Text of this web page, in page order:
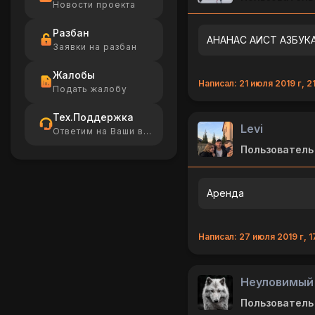
Новости проекта
Разбан
Заявки на разбан
Жалобы
Подать жалобу
Тех.Поддержка
Ответим на Ваши вопросы
АНАНАС АИСТ
Написал: 21 июля 2019 г,
Levi
Пользователь
Аренда
Написал: 27 июля 2019 г,
Пользователь